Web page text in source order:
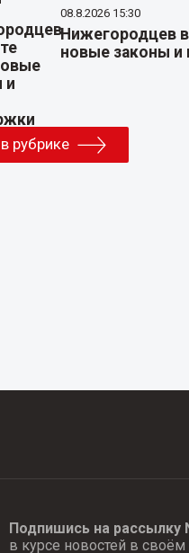
08.8.2026 15:30
Нижегородцев
новые законы
рубрике
Подпишись на рассылку
в курсе новостей в своём